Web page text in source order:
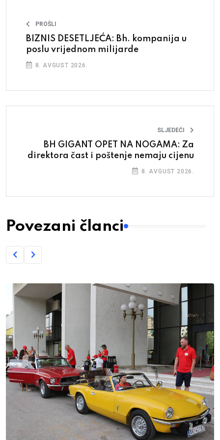
PROŠLI
BIZNIS DESETLJEĆA: Bh. kompanija u
poslu vrijednom milijarde
8. AVGUST 2026.
SLJEDEĆI
BH GIGANT OPET NA NOGAMA: Za
direktora čast i poštenje nemaju cijenu
8. AVGUST 2026.
Povezani članci